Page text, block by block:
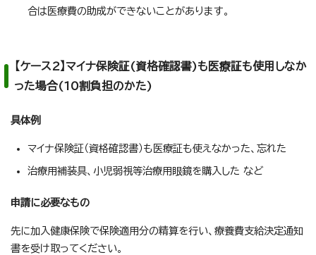
合は医療費の助成ができないことがあります。
【ケース2】マイナ保険証(資格確認書)も医療証も使用しなか
った場合(10割負担のかた)
具体例
マイナ保険証（資格確認書）も医療証も使えなかった、忘れた
治療用補装具、小児弱視等治療用眼鏡を購入した など
申請に必要なもの
先に加入健康保険で保険適用分の精算を行い、療養費支給決定通知
書を受け取ってください。